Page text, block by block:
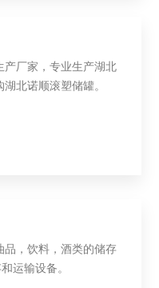
产厂家，专业生产湖北
北诺顺滚塑储罐。
品，饮料，酒类的储存
运输设备。